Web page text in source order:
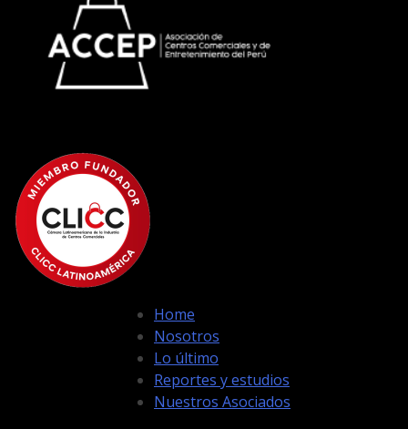
Home
Nosotros
Lo último
Reportes y estudios
Nuestros Asociados